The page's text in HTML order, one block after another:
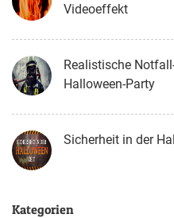
Videoeffekt
Realistische
Halloween-Party
Sicherheit in der
Kategorien